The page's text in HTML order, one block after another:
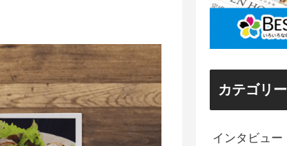
カテゴリー
インタビュー